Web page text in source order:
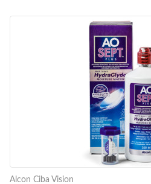
Alcon Ciba Vision